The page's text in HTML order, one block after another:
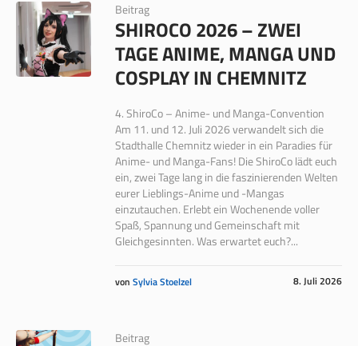
Beitrag
SHIROCO 2026 – ZWEI
TAGE ANIME, MANGA UND
COSPLAY IN CHEMNITZ
4. ShiroCo – Anime- und Manga-Convention
Am 11. und 12. Juli 2026 verwandelt sich die
Stadthalle Chemnitz wieder in ein Paradies für
Anime- und Manga-Fans! Die ShiroCo lädt euch
ein, zwei Tage lang in die faszinierenden Welten
eurer Lieblings-Anime und -Mangas
einzutauchen. Erlebt ein Wochenende voller
Spaß, Spannung und Gemeinschaft mit
Gleichgesinnten. Was erwartet euch?...
8. Juli 2026
von Sylvia Stoelzel
Beitrag